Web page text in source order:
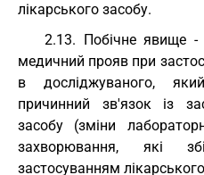
лікарського засобу.
2.13. Побічне явище -
медичний прояв при
в досліджуваного,
причинний зв'язок із
засобу (зміни
захворювання, які
застосуванням